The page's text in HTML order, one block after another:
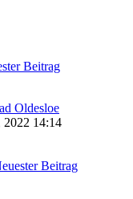
Beitrag
Oldesloe
14:14
Beitrag